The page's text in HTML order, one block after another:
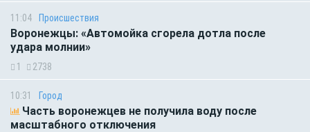
11:04 Происшествия
Воронежцы: «Автомойка сгорела дотла после
удара молнии»
1 2738
10:31 Город
Часть воронежцев не получила воду после
масштабного отключения